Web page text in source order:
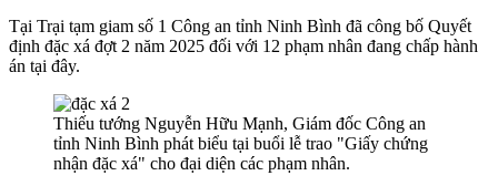
Tại Trại tạm giam số 1 Công an tỉnh Ninh Bình đã công bố Quyết
định đặc xá đợt 2 năm 2025 đối với 12 phạm nhân đang chấp hành
án tại đây.
Thiếu tướng Nguyễn Hữu Mạnh, Giám đốc Công an
tỉnh Ninh Bình phát biểu tại buổi lễ trao "Giấy chứng
nhận đặc xá" cho đại diện các phạm nhân.